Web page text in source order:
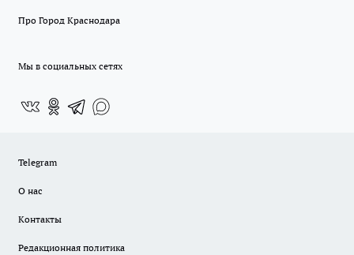
Про Город Краснодара
Мы в социальных сетях
Telegram
О нас
Контакты
Редакционная политика